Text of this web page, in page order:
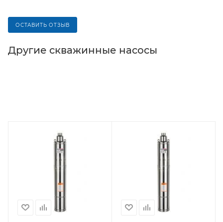
ОСТАВИТЬ ОТЗЫВ
Другие cкважинные насосы